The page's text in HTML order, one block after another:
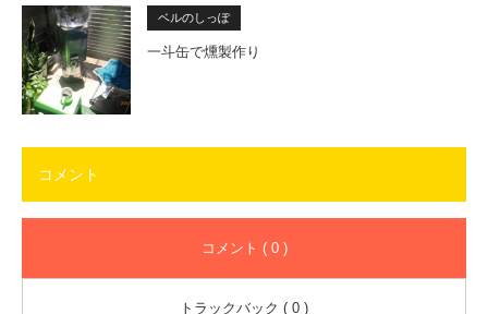
ベルのしっぽ
一斗缶で燻製作り
コメント
コメント ( 0 )
トラックバック ( 0 )